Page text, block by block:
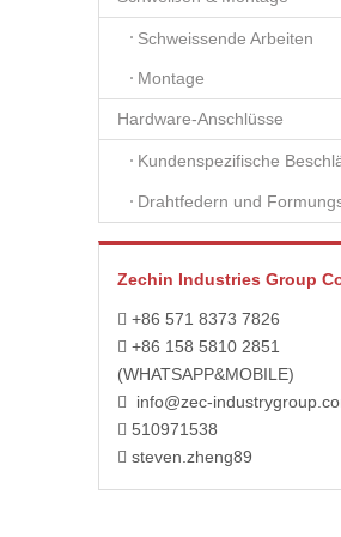
Schweissende Arbeiten
Montage
Hardware-Anschlüsse
Kundenspezifische
Drahtfedern und
Zechin Industries Group
 +86 571 8373 7826
 +86 158 5810 2851
(WHATSAPP&MOBILE)
 info@zec-
 510971538
 steven.zheng89